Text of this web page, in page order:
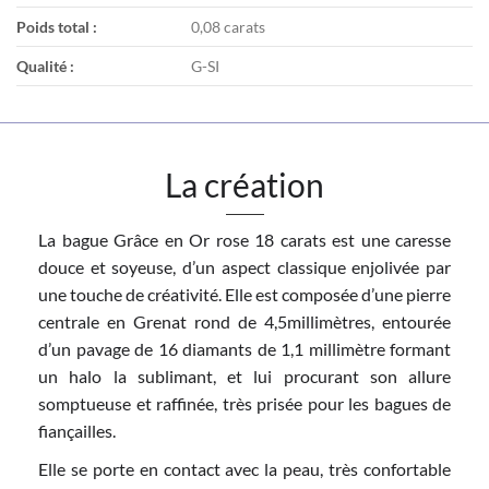
Poids total : 0,08 carats
Qualité : G-SI
La création
La bague Grâce en Or rose 18 carats est une caresse
douce et soyeuse, d’un aspect classique enjolivée par
une touche de créativité. Elle est composée d’une pierre
centrale en Grenat rond de 4,5millimètres, entourée
d’un pavage de 16 diamants de 1,1 millimètre formant
un halo la sublimant, et lui procurant son allure
somptueuse et raffinée, très prisée pour les bagues de
fiançailles.
Elle se porte en contact avec la peau, très confortable